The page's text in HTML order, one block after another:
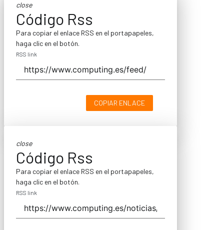
close
Código Rss
Para copiar el enlace RSS en el portapapeles,
haga clic en el botón.
RSS link
COPIAR ENLACE
close
Código Rss
Para copiar el enlace RSS en el portapapeles,
haga clic en el botón.
RSS link